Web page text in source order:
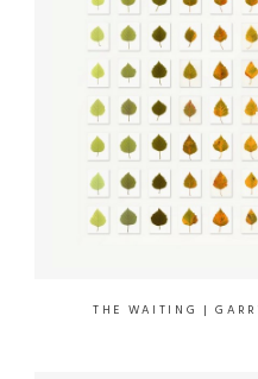
THE WAITING |